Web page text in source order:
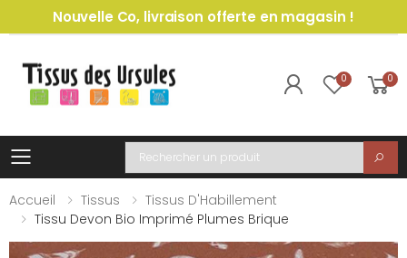
Nouvelle Co, livraison offerte en magasin !
0 0
Toggle mobile menu
Recherche
Accueil
Tissus
Tissus D'Habillement
Tissu Devon Bio Imprimé Plumes Brique